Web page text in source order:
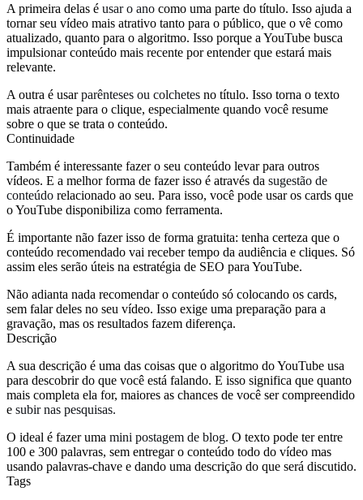
A primeira delas é usar o ano como uma parte do título. Isso ajuda a
tornar seu vídeo mais atrativo tanto para o público, que o vê como
atualizado, quanto para o algoritmo. Isso porque a YouTube busca
impulsionar conteúdo mais recente por entender que estará mais
relevante.
A outra é usarparênteses ou colchetes no título. Isso torna o texto
mais atraente para o clique, especialmente quando você resume
sobre o que se trata o conteúdo.
Continuidade
Também é interessante fazer o seu conteúdo levar para outros
vídeos. E a melhor forma de fazer isso é através da sugestão de
conteúdo relacionado ao seu. Para isso, você pode usar os cards que
o YouTube disponibiliza como ferramenta.
É importante não fazer isso de forma gratuita: tenha certeza que o
conteúdo recomendado vai receber tempo da audiência e cliques. Só
assim eles serão úteis na estratégia de SEO para YouTube.
Não adianta nada recomendar o conteúdo só colocando os cards,
sem falar deles no seu vídeo. Isso exige uma preparação para a
gravação, mas os resultados fazem diferença.
Descrição
A sua descrição é uma das coisas que o algoritmo do YouTube usa
para descobrir do que você está falando. E isso significa que quanto
mais completa ela for, maiores as chances de você ser compreendido
e subir nas pesquisas.
O ideal é fazer uma mini postagem de blog. O texto pode ter entre
100 e 300 palavras, sem entregar o conteúdo todo do vídeo mas
usando palavras-chave e dando uma descrição do que será discutido.
Tags